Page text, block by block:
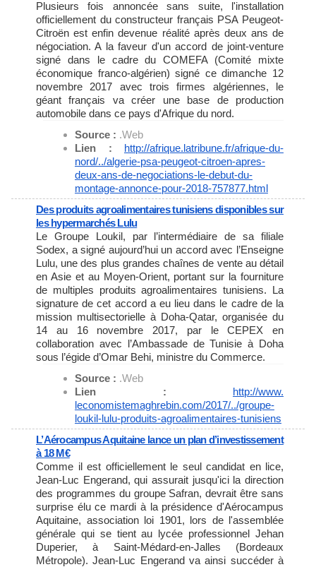
Plusieurs fois annoncée sans suite, l'installation
officiellement du constructeur français PSA Peugeot-
Citroën est enfin devenue réalité après deux ans de
négociation. A la faveur d'un accord de joint-venture
signé dans le cadre du COMEFA (Comité mixte
économique franco-algérien) signé ce dimanche 12
novembre 2017 avec trois firmes algériennes, le
géant français va créer une base de production
automobile dans ce pays d'Afrique du nord.
Source : .Web
Lien : http://afrique.latribune.fr/afrique-du-
nord/../algerie-psa-peugeot-citroen-apres-
deux-ans-de-negociations-le-debut-du-
montage-annonce-pour-2018-757877.html
Des produits agroalimentaires tunisiens disponibles sur
les hypermarchés Lulu
Le Groupe Loukil, par l’intermédiaire de sa filiale
Sodex, a signé aujourd’hui un accord avec l’Enseigne
Lulu, une des plus grandes chaînes de vente au détail
en Asie et au Moyen-Orient, portant sur la fourniture
de multiples produits agroalimentaires tunisiens. La
signature de cet accord a eu lieu dans le cadre de la
mission multisectorielle à Doha-Qatar, organisée du
14 au 16 novembre 2017, par le CEPEX en
collaboration avec l’Ambassade de Tunisie à Doha
sous l’égide d’Omar Behi, ministre du Commerce.
Source : .Web
Lien : http://www.
leconomistemaghrebin.com/2017/../groupe-
loukil-lulu-produits-agroalimentaires-tunisiens
L’Aérocampus Aquitaine lance un plan d’investissement
à 18 M€
Comme il est officiellement le seul candidat en lice,
Jean-Luc Engerand, qui assurait jusqu'ici la direction
des programmes du groupe Safran, devrait être sans
surprise élu ce mardi à la présidence d'Aérocampus
Aquitaine, association loi 1901, lors de l'assemblée
générale qui se tient au lycée professionnel Jehan
Duperier, à Saint-Médard-en-Jalles (Bordeaux
Métropole). Jean-Luc Engerand va ainsi succéder à